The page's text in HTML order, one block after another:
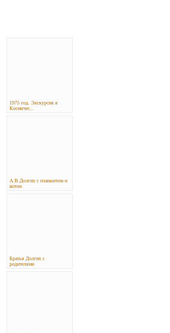
1975 год. Экскурсия в
Космичес...
А.В.Долгих с планшетом и
котом
Братья Долгих с
родителями